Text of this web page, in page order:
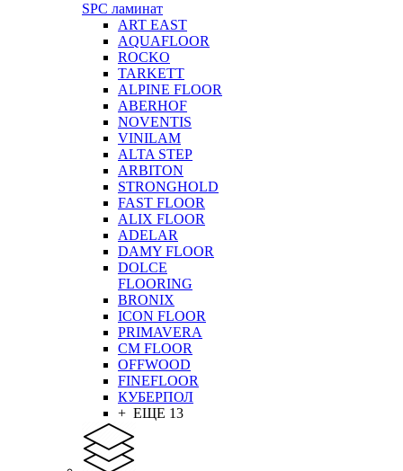
SPC ламинат
ART EAST
AQUAFLOOR
ROCKO
TARKETT
ALPINE FLOOR
ABERHOF
NOVENTIS
VINILAM
ALTA STEP
ARBITON
STRONGHOLD
FAST FLOOR
ALIX FLOOR
ADELAR
DAMY FLOOR
DOLCE
FLOORING
BRONIX
ICON FLOOR
PRIMAVERA
CM FLOOR
OFFWOOD
FINEFLOOR
КУБЕРПОЛ
+ ЕЩЕ 13